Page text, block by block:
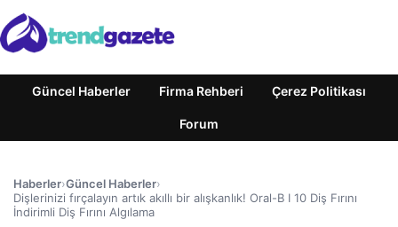
Güncel Haberler Firma Rehberi Çerez Politikası
Forum
Haberler›Güncel Haberler›
Dişlerinizi fırçalayın artık akıllı bir alışkanlık! Oral-B I 10 Diş Fırını
İndirimli Diş Fırını Algılama